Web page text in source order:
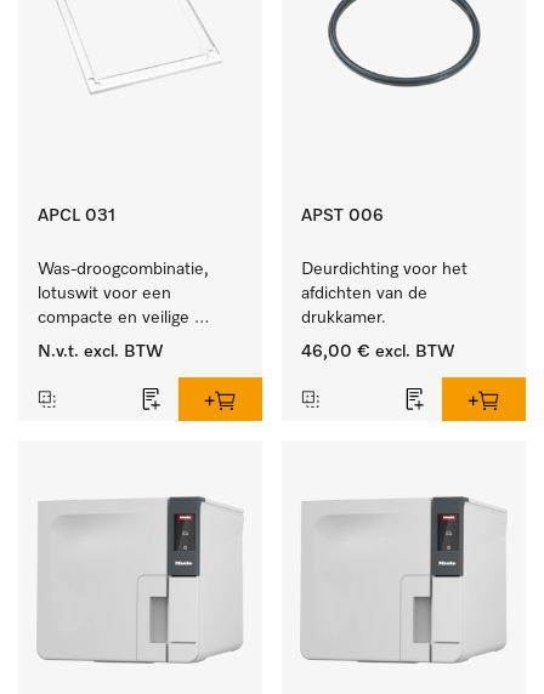
APCL 031
Was-droogcombinatie,
lotuswit voor een
compacte en veilige
opstelling bij een was-
N.v.t. excl. BTW
APST 006
Deurdichting voor het
afdichten van de
drukkamer.
46,00 € excl. BTW